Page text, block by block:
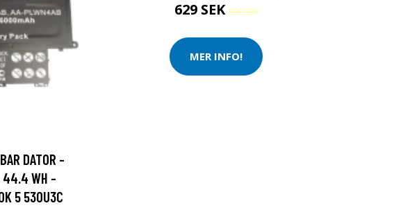
DATOR -
44.4 WH -
5 530U3C
629 SEK699 SEK
MER INFO!